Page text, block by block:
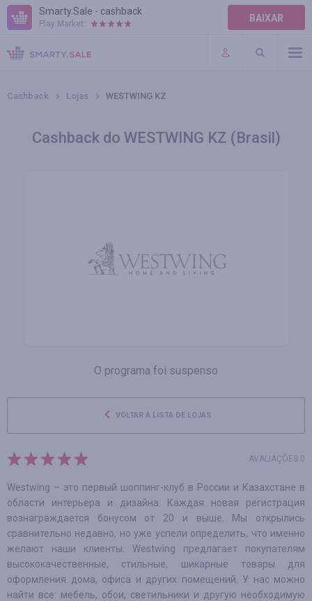
Smarty.Sale - cashback
Play Market: BAIXAR
AJUDA
TERMOS DE USO
Cashback Lojas WESTWING KZ
Cashback do WESTWING KZ (Brasil)
O programa foi suspenso
VOLTAR À LISTA DE LOJAS
AVALIAÇÕES 0
Westwing – это первый шоппинг-клуб в России и Казахстане в
области интерьера и дизайна. Каждая новая регистрация
вознаграждается бонусом от 20 и выше. Мы открылись
сравнительно недавно, но уже успели определить, что именно
желают наши клиенты. Westwing предлагает покупателям
высококачественные, стильные, шикарные товары для
оформления дома, офиса и других помещений. У нас можно
найти все: мебель, обои, светильники и другую необходимую